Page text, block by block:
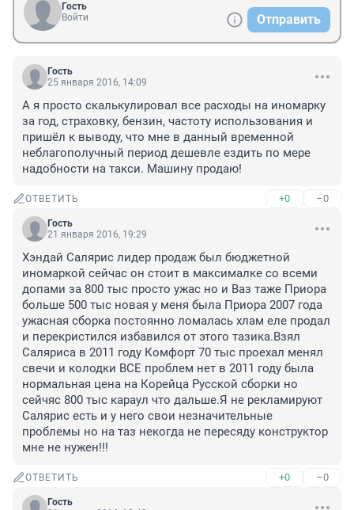
Гость
Войти
Отправить
Гость
25 января 2016, 14:09
А я просто скалькулировал все расходы на иномарку
за год, страховку, бензин, частоту использования и
пришёл к выводу, что мне в данный временной
неблагополучный период дешевле ездить по мере
надобности на такси. Машину продаю!
ОТВЕТИТЬ +0 –0
Гость
21 января 2016, 19:29
Хэндай Салярис лидер продаж был бюджетной
иномаркой сейчас он стоит в максималке со всеми
допами за 800 тыс просто ужас но и Ваз таже Приора
больше 500 тыс новая у меня была Приора 2007 года
ужасная сборка постоянно ломалась хлам еле продал
и перекристился избавился от этого тазика.Взял
Саляриса в 2011 году Комфорт 70 тыс проехал менял
свечи и колодки ВСЕ проблем нет в 2011 году была
нормальная цена на Корейца Русской сборки но
сейчяс 800 тыс караул что дальше.Я не рекламируют
Салярис есть и у него свои незначительные
проблемы но на таз некогда не пересяду конструктор
мне не нужен!!!
ОТВЕТИТЬ +0 –0
Гость